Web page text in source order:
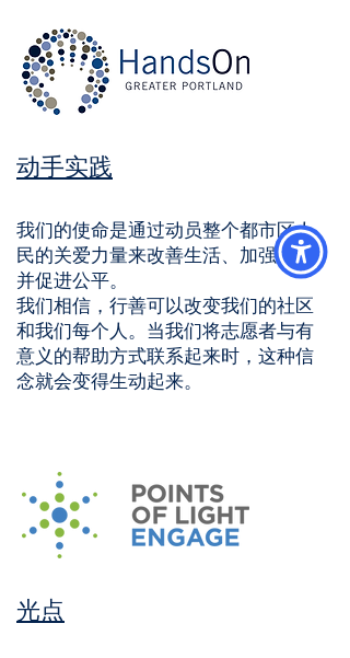
动手实践
我们的使命是通过动员整个都市区人
民的关爱力量来改善生活、加强社区
并促进公平。
我们相信，行善可以改变我们的社区
和我们每个人。当我们将志愿者与有
意义的帮助方式联系起来时，这种信
念就会变得生动起来。
光点